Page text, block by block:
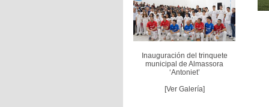
Inauguración del trinquete
municipal de Almassora
‘Antoniet’
[Ver Galería]